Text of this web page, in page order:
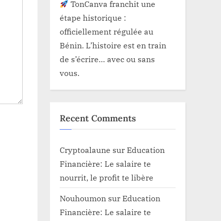
TonCanva franchit une
étape historique :
officiellement régulée au
Bénin. L’histoire est en train
de s’écrire… avec ou sans
vous.
Recent Comments
Cryptoalaune surEducation
Financière: Le salaire te
nourrit, le profit te libère
Nouhoumon surEducation
Financière: Le salaire te